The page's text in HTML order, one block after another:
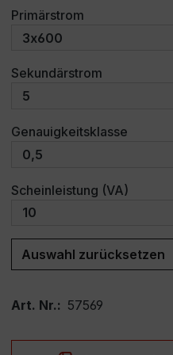
Primärstrom
Sekundärstrom
Genauigkeitsklasse
Scheinleistung (VA)
Auswahl zurücksetzen
Art. Nr.: 57569